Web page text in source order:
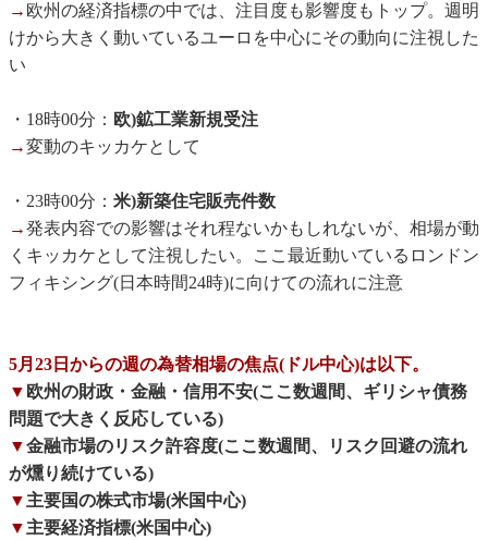
→ 欧州の経済指標の中では、注目度も影響度もトップ。週明
けから大きく動いているユーロを中心にその動向に注視した
い
・18時00分： 欧)鉱工業新規受注
→変動のキッカケとして
・23時00分： 米)新築住宅販売件数
→発表内容での影響はそれ程ないかもしれないが、相場が動
くキッカケとして注視したい。ここ最近動いているロンドン
フィキシング(日本時間24時)に向けての流れに注意
5月23日からの週の為替相場の焦点(ドル中心)は以下。
▼ 欧州の財政・金融・信用不安(ここ数週間、ギリシャ債務
問題で大きく反応している)
▼金融市場のリスク許容度(ここ数週間、リスク回避の流れ
が燻り続けている)
▼主要国の株式市場(米国中心)
▼主要経済指標(米国中心)